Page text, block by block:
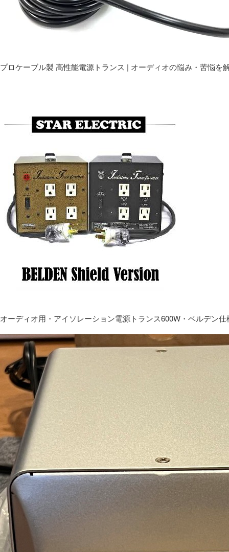
プロケーブル製 高性能電源トランス | オーディオの悩み・苦悩を
オーディオ用・アイソレーション電源トランス600W・ベルデン仕